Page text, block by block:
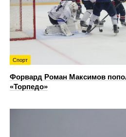
Спорт
Форвард Роман Максимов
«Торпедо»